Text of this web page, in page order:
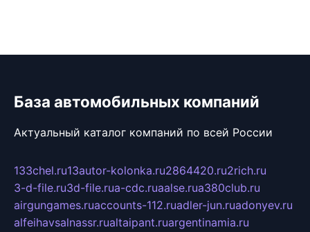
База автомобильных компаний
Актуальный каталог компаний по всей России
133chel.ru13autor-kolonka.ru2864420.ru2rich.ru
3-d-file.ru3d-file.rua-cdc.ruaalse.rua380club.ru
airgungames.ruaccounts-112.ruadler-jun.ruadonyev.ru
alfeihavsalnassr.rualtaipant.ruargentinamia.ru